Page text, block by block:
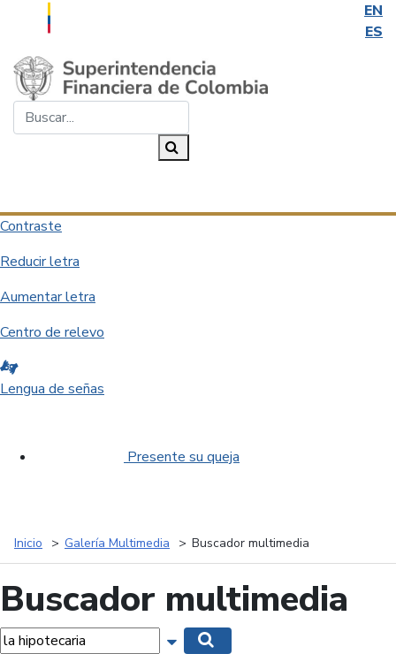
EN
ES
Saltar al contenido principal
Contraste
Reducir letra
Aumentar letra
Centro de relevo
Lengua de señas
Presente su queja
Inicio Galería Multimedia Buscador multimedia
Buscador multimedia
Mostrar opciones de búsqueda